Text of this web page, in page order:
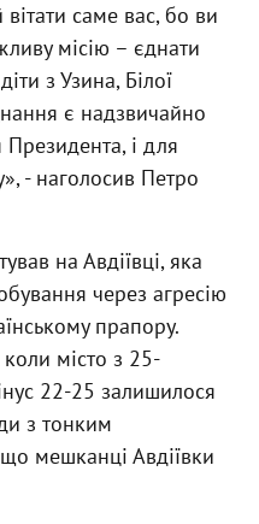
саме вас, бо ви
місію – єднати
з Узина, Білої
є надзвичайно
і для
- наголосив Петро
на Авдіївці, яка
через агресію
прапору.
коли місто з 25-
22-25 залишилося
з тонким
мешканці Авдіївки